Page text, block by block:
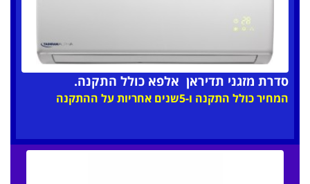
סדרת מזגני תדיראן אלפא כולל התקנה.
המחיר כולל התקנה ו-5שנים אחריות על ההתקנה